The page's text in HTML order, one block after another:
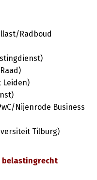
Radboud
Leiden)
Nijenrode Business
Tilburg)
belastingrecht